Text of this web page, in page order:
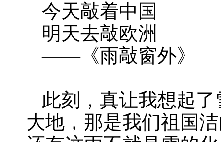
今天敲着中国
明天去敲欧洲
——《雨敲窗外》
此刻，真让我想起
大地，那是我们祖国